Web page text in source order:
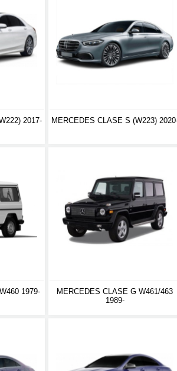
2017- MERCEDES CLASE S (W223)
1979-
MERCEDES CLASE G W461/463
1989-